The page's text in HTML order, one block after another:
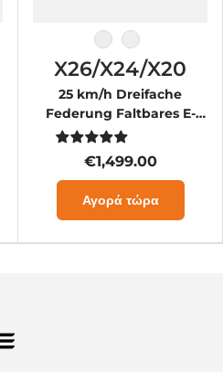
ΒαθμόςΜαύρος
X26/X24/X20
25 km/h Dreifache
Federung Faltbares E-
Bike
€1,499.00
Αγορά τώρα